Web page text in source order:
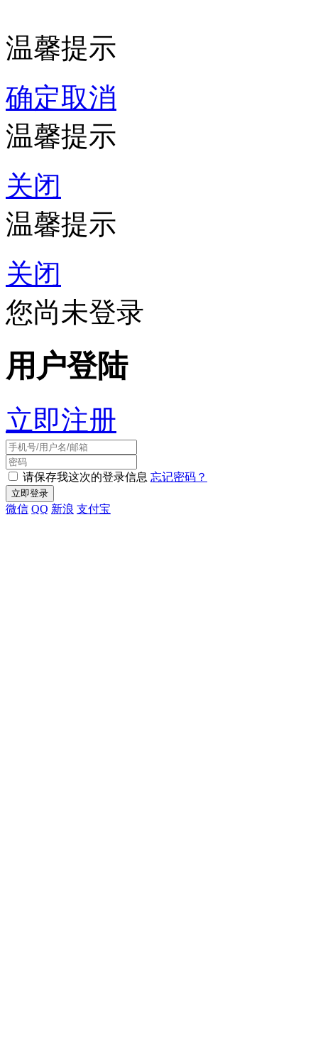
温馨提示
确定取消
温馨提示
关闭
温馨提示
关闭
您尚未登录
用户登陆
立即注册
请保存我这次的登录信息 忘记密码？
微信 QQ 新浪 支付宝